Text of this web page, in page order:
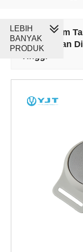
SL-05 | Jam
Pengobatan
LEBIH
BANYAK
PRODUK